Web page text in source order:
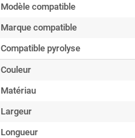
Modèle compatible
Marque compatible
Compatible pyrolyse
Couleur
Matériau
Largeur
Longueur